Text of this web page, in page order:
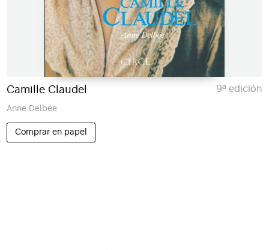
Camille Claudel 9ª edición
Anne Delbée
Comprar en papel